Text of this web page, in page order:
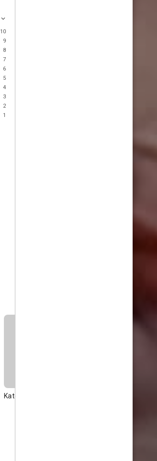
10
9
8
7
6
5
4
3
2
1
Katerine Kath